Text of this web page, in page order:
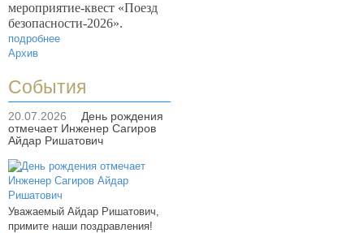
мероприятие-квест «Поезд
безопасности-2026».
подробнее
Архив
События
20.07.2026
День рождения
отмечает Инженер Сагиров
Айдар Ришатович
Уважаемый Айдар Ришатович,
примите наши поздравления!